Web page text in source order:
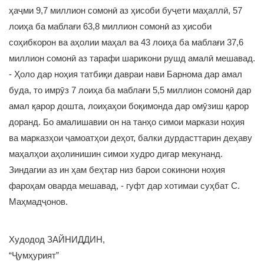
ҳаҷми 9,7 миллион сомонӣ аз ҳисоби буҷети маҳаллӣ, 57
лоиҳа ба маблағи 63,8 миллион сомонӣ аз ҳисоби
соҳибкорон ва аҳолии маҳал ва 43 лоиҳа ба маблағи 37,6
миллион сомонӣ аз тарафи шарикони рушд амалӣ мешавад.
- Ҳоло дар ноҳия татбиқи давраи нави Барнома дар амал
буда, то имрӯз 7 лоиҳа ба маблағи 5,5 миллион сомонӣ дар
амал қарор дошта, лоиҳаҳои боқимонда дар омӯзиш қарор
доранд. Бо амалишавии он на танҳо симои маркази ноҳия
ва марказҳои ҷамоатҳои деҳот, балки дурдасттарин деҳаву
маҳалҳои аҳолинишин симои худро дигар мекунанд.
Зиндагии аз ин ҳам беҳтар низ барои сокинони ноҳия
фароҳам оварда мешавад, - гуфт дар хотимаи суҳбат С.
Маҳмадҷонов.
Худодод ЗАЙНИДДИН,
“Ҷумҳурият”